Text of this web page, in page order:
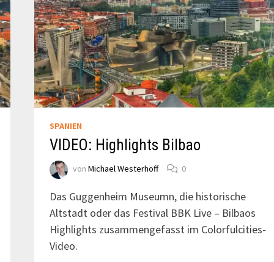
SPANIEN
VIDEO: Highlights Bilbao
von Michael Westerhoff 0
Das Guggenheim Museumn, die historische
Altstadt oder das Festival BBK Live – Bilbaos
Highlights zusammengefasst im Colorfulcities-
Video.